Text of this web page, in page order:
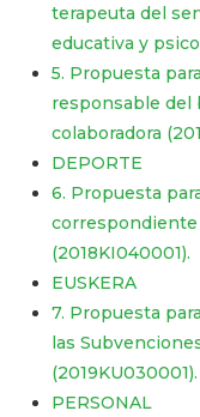
terapeuta del
educativa y
5. Propuesta
responsable del
colaboradora
DEPORTE
6. Propuesta
correspondiente
(2018KI040001).
EUSKERA
7. Propuesta
las
(2019KU030001).
PERSONAL